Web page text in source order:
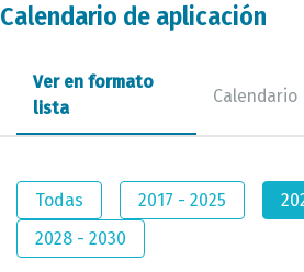
Calendario de aplicación
Ver en formato
lista
Calendario
Todas 2017 - 2025
2028 - 2030